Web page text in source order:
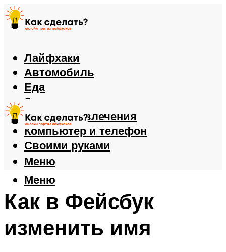
Лайфхаки
Автомобиль
Еда
Здоровье
Игры и развлечения
Компьютер и телефон
Своими руками
Меню
Меню
Как в Фейсбук
изменить имя